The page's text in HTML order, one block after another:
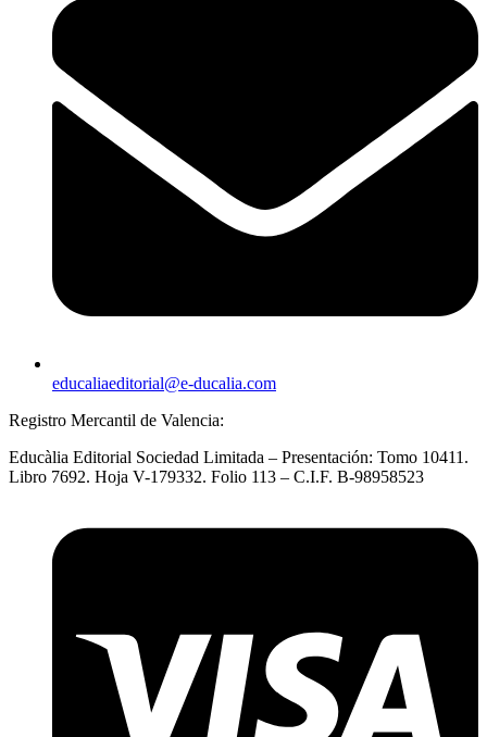
educaliaeditorial@e-ducalia.com
Registro Mercantil de Valencia:
Educàlia Editorial Sociedad Limitada – Presentación: Tomo 10411.
Libro 7692. Hoja V-179332. Folio 113 – C.I.F. B-98958523